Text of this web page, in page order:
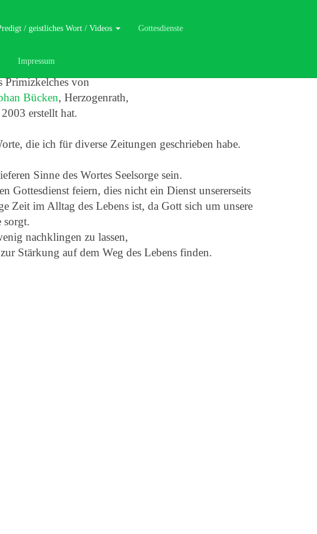
/ geistliches Wort / Videos Gottesdienste
Impressum
Primizkelches von
Bücken, Herzogenrath,
erstellt hat.
die ich für diverse Zeitungen geschrieben habe.
Sinne des Wortes Seelsorge sein.
Gottesdienst feiern, dies nicht ein Dienst unsererseits
Zeit im Alltag des Lebens ist, da Gott sich um unsere
sorgt.
nachklingen zu lassen,
Stärkung auf dem Weg des Lebens finden.